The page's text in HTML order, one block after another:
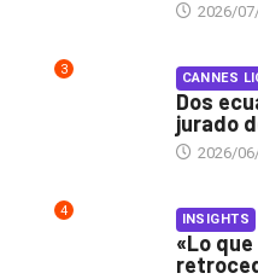
2026/
3 CANNES
Dos
jurado
2026/
4 INSIGHTS
«Lo